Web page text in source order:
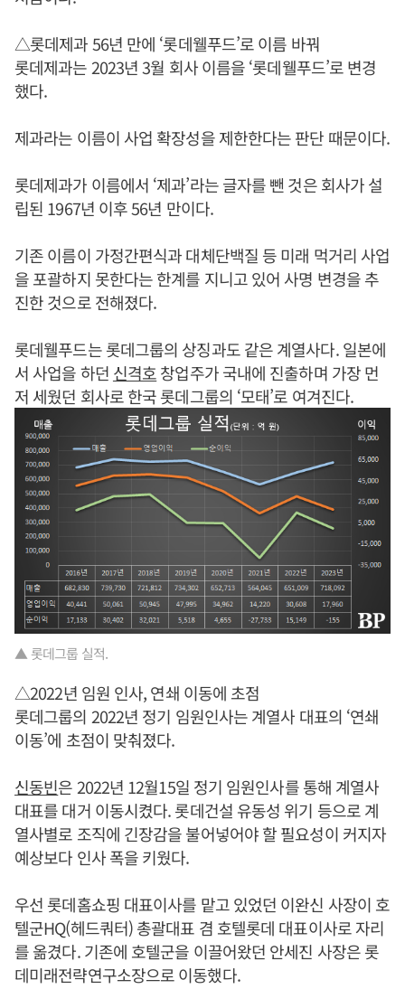
△롯데제과 56년 만에 ‘롯데웰푸드’로 이름 바꿔
롯데제과는 2023년 3월 회사 이름을 ‘롯데웰푸드’로 변경
했다.
제과라는 이름이 사업 확장성을 제한한다는 판단 때문이다.
롯데제과가 이름에서 ‘제과’라는 글자를 뺀 것은 회사가 설
립된 1967년 이후 56년 만이다.
기존 이름이 가정간편식과 대체단백질 등 미래 먹거리 사업
을 포괄하지 못한다는 한계를 지니고 있어 사명 변경을 추
진한 것으로 전해졌다.
롯데웰푸드는 롯데그룹의 상징과도 같은 계열사다. 일본에
서 사업을 하던 신격호창업주가 국내에 진출하며 가장 먼
저 세웠던 회사로 한국 롯데그룹의 ‘모태’로 여겨진다.
▲ 롯데그룹 실적.
△2022년 임원 인사, 연쇄 이동에 초점
롯데그룹의 2022년 정기 임원인사는 계열사 대표의 ‘연쇄
이동’에 초점이 맞춰졌다.
신동빈은 2022년 12월15일 정기 임원인사를 통해 계열사
대표를 대거 이동시켰다. 롯데건설 유동성 위기 등으로 계
열사별로 조직에 긴장감을 불어넣어야 할 필요성이 커지자
예상보다 인사 폭을 키웠다.
우선 롯데홈쇼핑 대표이사를 맡고 있었던 이완신 사장이 호
텔군HQ(헤드쿼터) 총괄대표 겸 호텔롯데 대표이사로 자리
를 옮겼다. 기존에 호텔군을 이끌어왔던 안세진 사장은 롯
데미래전략연구소장으로 이동했다.